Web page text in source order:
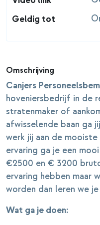
Geldig tot
Omschrijving
Canjers
hoveniersbedrijf in de
stratenmaker of
afwisselende baan ga
werk jij aan de
ervaring ga je een
€2500 en € 3200
ervaring hebben maar
worden dan leren we
Wat ga je doen: